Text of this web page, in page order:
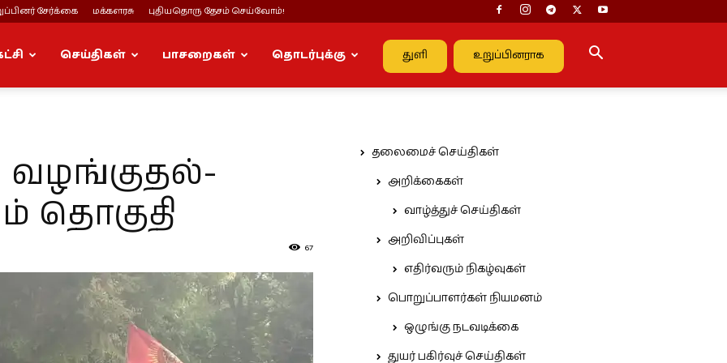
சேர்க்கை மக்களரசு புதியதொரு தேசம் செய்வோம்!
துளி உறுப்பினராக
செய்திகள் பாசறைகள் தொடர்புக்கு
வழங்குதல்-
தொகுதி
67
தலைமைச் செய்திகள்
அறிக்கைகள்
வாழ்த்துச் செய்திகள்
அறிவிப்புகள்
எதிர்வரும் நிகழ்வுகள்
பொறுப்பாளர்கள் நியமனம்
ஒழுங்கு நடவடிக்கை
துயர் பகிர்வுச் செய்திகள்